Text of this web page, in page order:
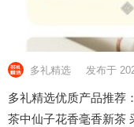
多礼精选 发布于
多礼精选优质产品推荐
茶中仙子花香毫香新茶